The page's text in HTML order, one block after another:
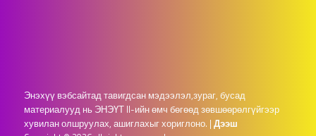
Энэхүү вэбсайтад тавигдсан мэдээлэл,зураг, бусад
материалууд нь ЭНЭҮТ II-ийн өмч бөгөөд зөвшөөрөлгүйгээр
хувилан олшруулах, ашиглахыг хориглоно. | Дээш